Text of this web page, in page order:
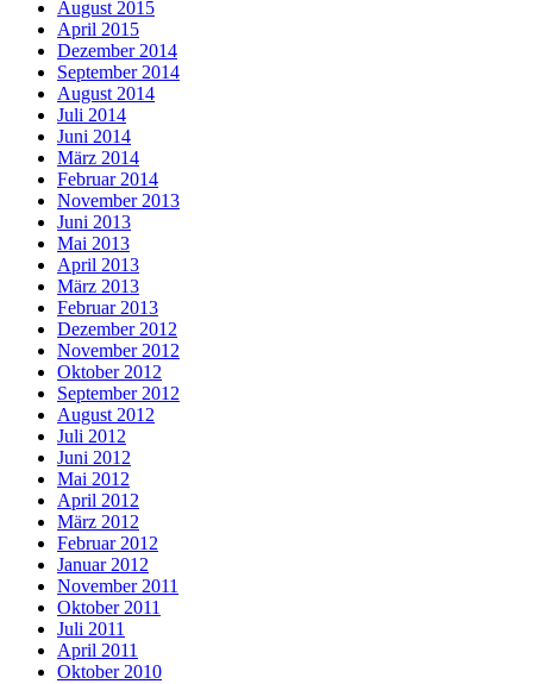
August 2015
April 2015
Dezember 2014
September 2014
August 2014
Juli 2014
Juni 2014
März 2014
Februar 2014
November 2013
Juni 2013
Mai 2013
April 2013
März 2013
Februar 2013
Dezember 2012
November 2012
Oktober 2012
September 2012
August 2012
Juli 2012
Juni 2012
Mai 2012
April 2012
März 2012
Februar 2012
Januar 2012
November 2011
Oktober 2011
Juli 2011
April 2011
Oktober 2010